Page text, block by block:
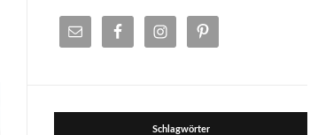
Schlagwörter